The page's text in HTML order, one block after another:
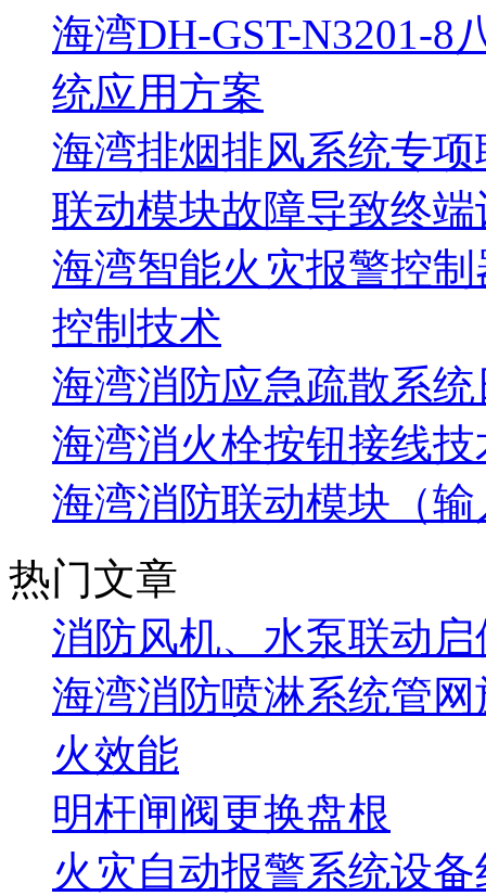
海湾DH-GST-N3201-8
统应用方案
海湾排烟排风系统专
联动模块故障导致终
海湾智能火灾报警控
控制技术
海湾消防应急疏散系
海湾消火栓按钮接线
海湾消防联动模块（
热门文章
消防风机、水泵联动
海湾消防喷淋系统管
火效能
明杆闸阀更换盘根
火灾自动报警系统设